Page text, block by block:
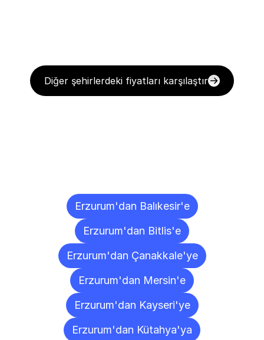
Diğer şehirlerdeki fiyatları karşılaştır
Erzurum'dan Balıkesir'e
Erzurum'dan Bitlis'e
Erzurum'dan Çanakkale'ye
Erzurum'dan Mersin'e
Erzurum'dan Kayseri'ye
Erzurum'dan Kütahya'ya